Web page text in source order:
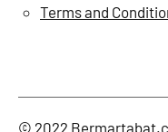
Terms and
© 2022